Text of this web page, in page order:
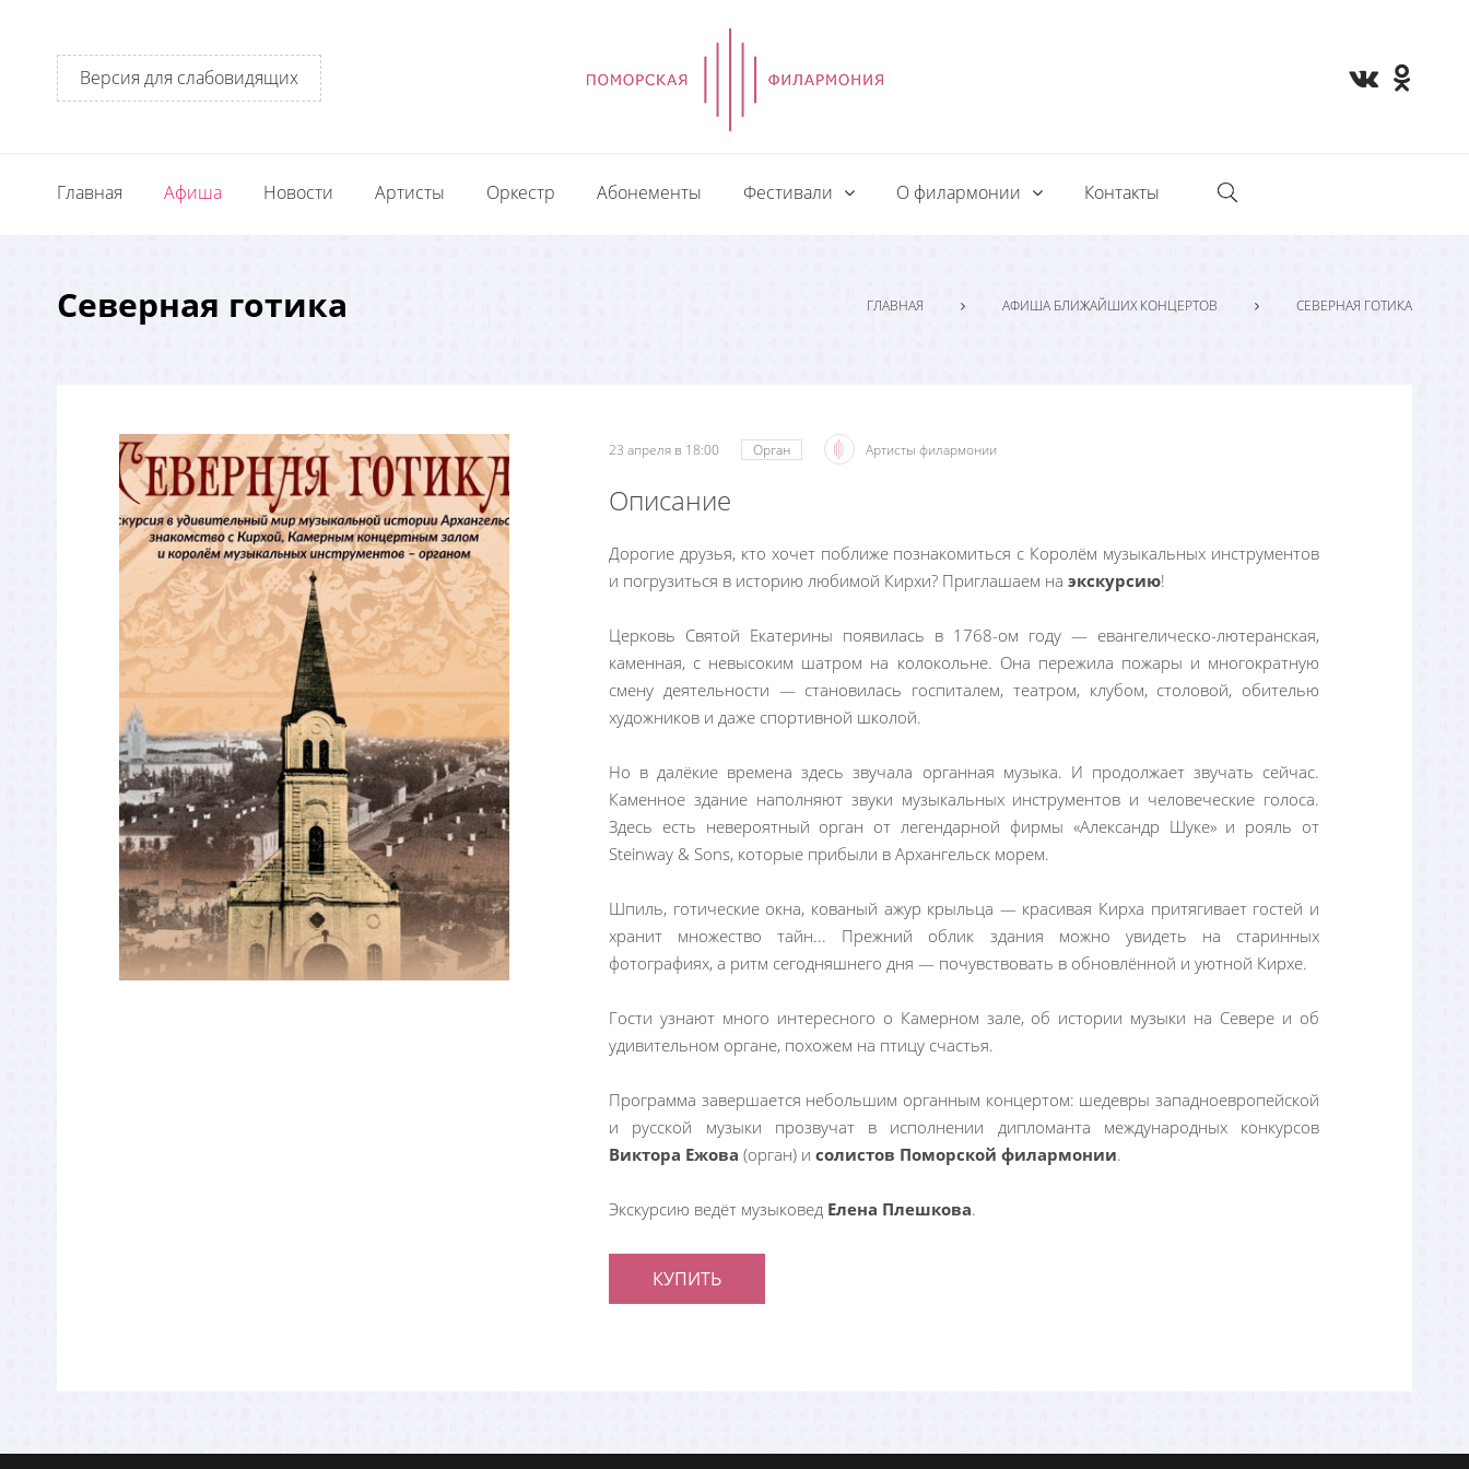
Версия для слабовидящих
Главная Афиша Новости Артисты Оркестр Абонементы Фестивали О филармонии Контакты
Северная готика ГЛАВНАЯ АФИША БЛИЖАЙШИХ КОНЦЕРТОВ СЕВЕРНАЯ ГОТИКА
23 апреля в 18:00 Орган Артисты филармонии
Описание
Дорогие друзья, кто хочет поближе познакомиться с Королём музыкальных инструментов
и погрузиться в историю любимой Кирхи? Приглашаем на экскурсию!
Церковь Святой Екатерины появилась в 1768-ом году — евангелическо-лютеранская,
каменная, с невысоким шатром на колокольне. Она пережила пожары и многократную
смену деятельности — становилась госпиталем, театром, клубом, столовой, обителью
художников и даже спортивной школой.
Но в далёкие времена здесь звучала органная музыка. И продолжает звучать сейчас.
Каменное здание наполняют звуки музыкальных инструментов и человеческие голоса.
Здесь есть невероятный орган от легендарной фирмы «Александр Шуке» и рояль от
Steinway & Sons, которые прибыли в Архангельск морем.
Шпиль, готические окна, кованый ажур крыльца — красивая Кирха притягивает гостей и
хранит множество тайн... Прежний облик здания можно увидеть на старинных
фотографиях, а ритм сегодняшнего дня — почувствовать в обновлённой и уютной Кирхе.
Гости узнают много интересного о Камерном зале, об истории музыки на Севере и об
удивительном органе, похожем на птицу счастья.
Программа завершается небольшим органным концертом: шедевры западноевропейской
и русской музыки прозвучат в исполнении дипломанта международных конкурсов
Виктора Ежова (орган) и солистов Поморской филармонии.
Экскурсию ведёт музыковед Елена Плешкова.
КУПИТЬ